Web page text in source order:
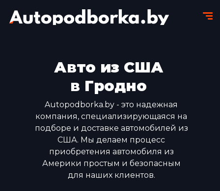
Авто из США
в Гродно
Autopodborka.by - это надежная
компания, специализирующаяся на
подборе и доставке автомобилей из
США. Мы делаем процесс
приобретения автомобиля из
Америки простым и безопасным
для наших клиентов.